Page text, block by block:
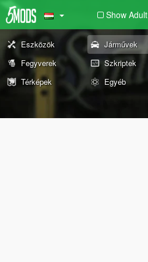
Show Adult
Eszközök Járművek
Fegyverek
Szkriptek
Térképek
Egyéb